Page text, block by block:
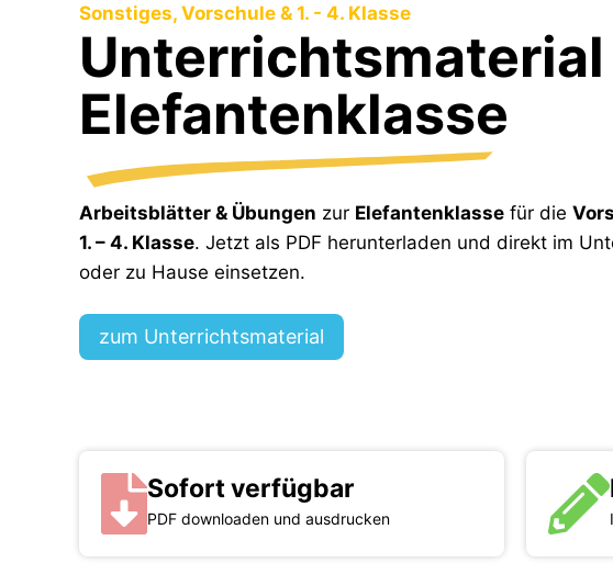
Sonstiges, Vorschule & 1. - 4. Klasse
Elefantenklasse
Arbeitsblätter & Übungen zur Elefantenklasse für die
1. – 4. Klasse. Jetzt als PDF herunterladen und direkt im
oder zu Hause einsetzen.
zum Unterrichtsmaterial
Sofort verfügbar
PDF downloaden und ausdrucken